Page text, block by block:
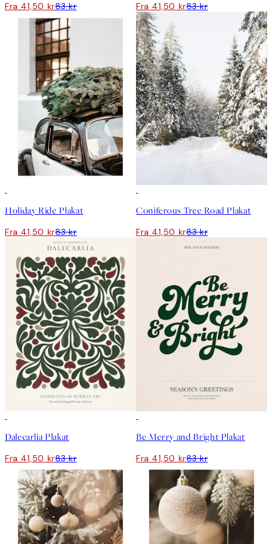
Fra 41,50 kr83 kr Fra 41,50 kr83 kr
Holiday Ride Plakat
Fra 41,50 kr83 kr
Coniferous Tree Road Plakat
Fra 41,50 kr83 kr
Dalecarlia Plakat
Fra 41,50 kr83 kr
Be Merry and Bright Plakat
Fra 41,50 kr83 kr